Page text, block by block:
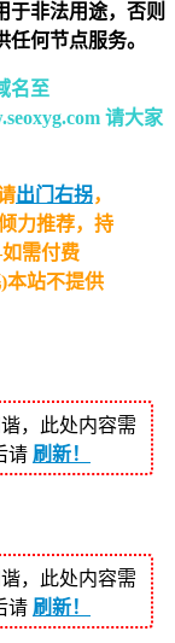
于非法用途，否则
何节点服务。
名至
请大家
出门右拐，
力推荐，持
需付费
本站不提供
，此处内容需
请 刷新！
，此处内容需
请 刷新！